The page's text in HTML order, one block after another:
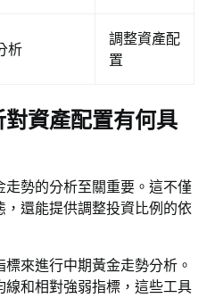
析
調整資產配
置
資產配置有何具
勢的分析至關重要。這不僅
還能提供調整投資比例的依
來進行中期黃金走勢分析。
線和相對強弱指標，這些工具